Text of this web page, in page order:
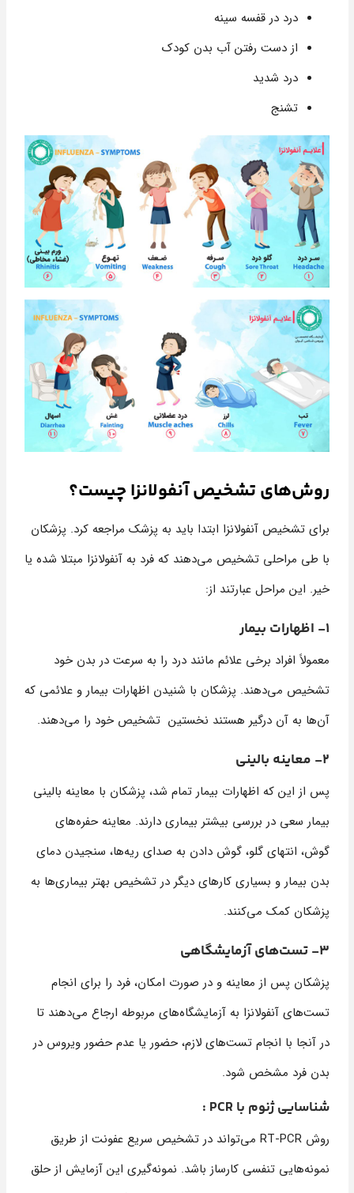
درد در قفسه سینه
از دست رفتن آب بدن کودک
درد شدید
تشنج
روش‌های تشخیص آنفولانزا چیست؟
برای تشخیص آنفولانزا ابتدا باید به پزشک مراجعه کرد. پزشکان
با طی مراحلی تشخیص می‌دهند که فرد به آنفولانزا مبتلا شده یا
خیر. این مراحل عبارتند از:
1- اظهارات بیمار
معمولاً افراد برخی علائم مانند درد را به سرعت در بدن خود
تشخیص می‌دهند. پزشکان با شنیدن اظهارات بیمار و علائمی که
آن‌ها به آن درگیر هستند نخستین تشخیص خود را می‌دهند.
2- معاینه بالینی
پس از این که اظهارات بیمار تمام شد، پزشکان با معاینه بالینی
بیمار سعی در بررسی بیشتر بیماری دارند. معاینه حفره‌های
گوش، انتهای گلو، گوش دادن به صدای ریه‌ها، سنجیدن دمای
بدن بیمار و بسیاری کارهای دیگر در تشخیص بهتر بیماری‌ها به
پزشکان کمک می‌کنند.
3- تست‌های آزمایشگاهی
پزشکان پس از معاینه و در صورت امکان، فرد را برای انجام
تست‌های آنفولانزا به آزمایشگاه‌های مربوطه ارجاع می‌دهند تا
در آنجا با انجام تست‌های لازم، حضور یا عدم حضور ویروس در
بدن فرد مشخص شود.
شناسایی ژنوم با PCR :
روش RT-PCR می‌تواند در تشخیص سریع عفونت از طریق
نمونه‌هایی تنفسی کارساز باشد. نمونه‌گیری این آزمایش از حلق